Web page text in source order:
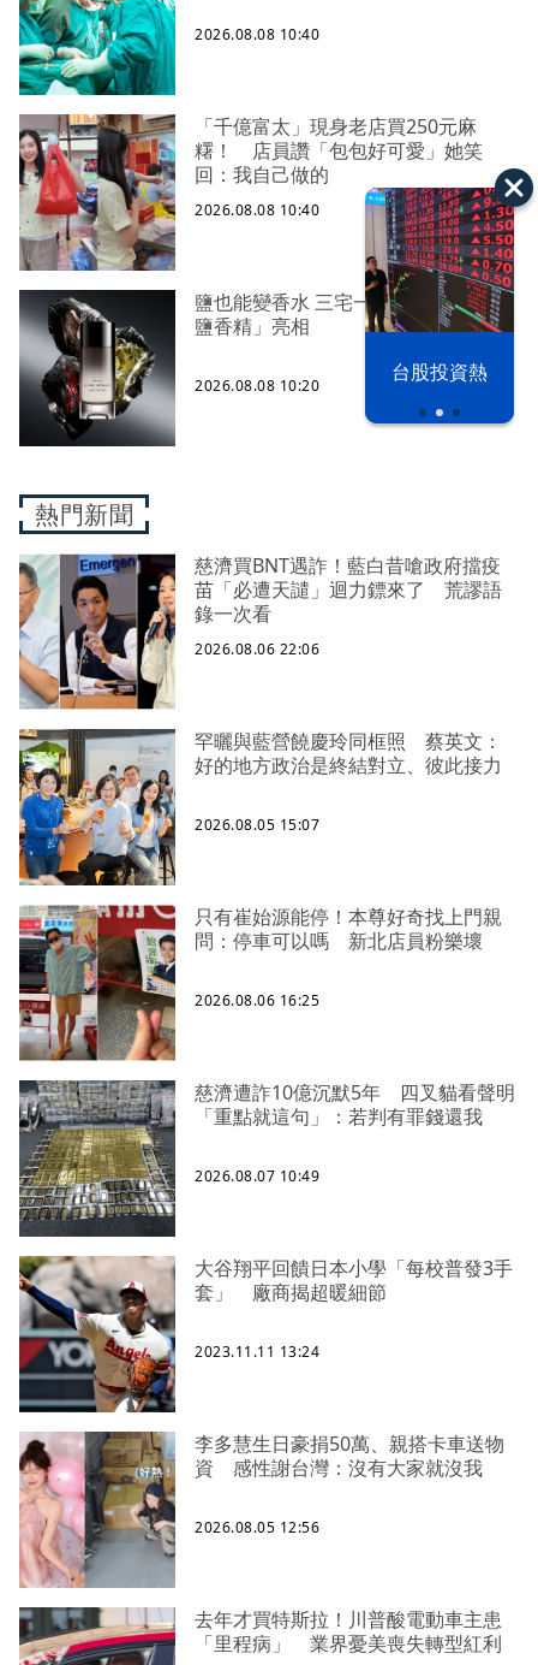
台股投資熱
2026.08.08 10:40
「千億富太」現身老店買250元麻
糬！ 店員讚「包包好可愛」她笑
回：我自己做的
2026.08.08 10:40
鹽也能變香水 三宅一生全新「一生之
鹽香精」亮相
2026.08.08 10:20
熱門新聞
慈濟買BNT遇詐！藍白昔嗆政府擋疫
苗「必遭天譴」迴力鏢來了 荒謬語
錄一次看
2026.08.06 22:06
罕曬與藍營饒慶玲同框照 蔡英文：
好的地方政治是終結對立、彼此接力
2026.08.05 15:07
只有崔始源能停！本尊好奇找上門親
問：停車可以嗎 新北店員粉樂壞
2026.08.06 16:25
慈濟遭詐10億沉默5年 四叉貓看聲明
「重點就這句」：若判有罪錢還我
2026.08.07 10:49
大谷翔平回饋日本小學「每校普發3手
套」 廠商揭超暖細節
2023.11.11 13:24
李多慧生日豪捐50萬、親搭卡車送物
資 感性謝台灣：沒有大家就沒我
2026.08.05 12:56
去年才買特斯拉！川普酸電動車主患
「里程病」 業界憂美喪失轉型紅利